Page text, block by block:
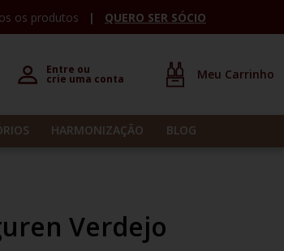
os produtos QUERO SER SÓCIO
Entre ou
crie uma conta
HARMONIZAÇÃO BLOG
Verdejo